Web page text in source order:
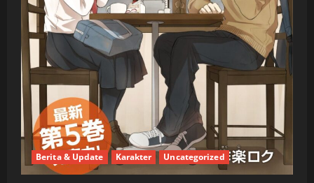
Berita & Update Karakter Uncategorized